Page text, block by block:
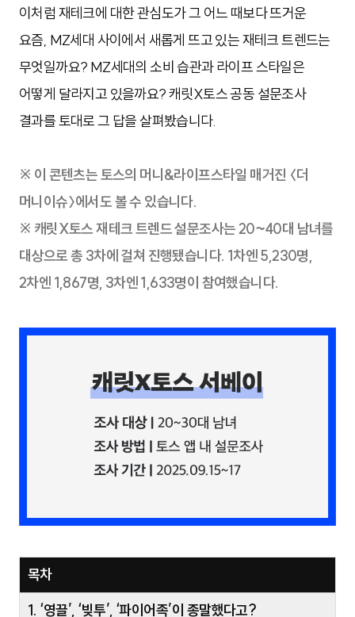
이처럼 재테크에 대한 관심도가 그 어느 때보다 뜨거운
요즘, MZ세대 사이에서 새롭게 뜨고 있는 재테크 트렌드는
무엇일까요? MZ세대의 소비 습관과 라이프 스타일은
어떻게 달라지고 있을까요? 캐릿X토스 공동 설문조사
결과를 토대로 그 답을 살펴봤습니다.
※ 이 콘텐츠는 토스의 머니&라이프스타일 매거진 〈더
머니이슈〉에서도 볼 수 있습니다.
※ 캐릿X토스 재테크 트렌드 설문조사는 20~40대 남녀를
대상으로 총 3차에 걸쳐 진행됐습니다. 1차엔 5,230명,
2차엔 1,867명, 3차엔 1,633명이 참여했습니다.
목차
1. ‘영끌’, ‘빚투’, ‘파이어족’이 종말했다고?